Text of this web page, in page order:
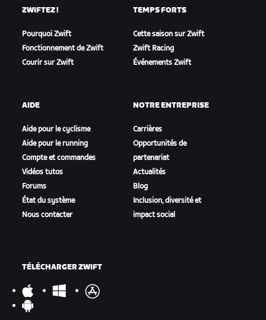
ZWIFTEZ !
Pourquoi Zwift
Fonctionnement de Zwift
Courir sur Zwift
TEMPS FORTS
Cette saison sur Zwift
Zwift Racing
Événements Zwift
AIDE
Aide pour le cyclisme
Aide pour le running
Compte et commandes
Vidéos tutos
Forums
État du système
Nous contacter
NOTRE ENTREPRISE
Carrières
Opportunités de
partenariat
Actualités
Blog
Inclusion, diversité et
impact social
TÉLÉCHARGER ZWIFT